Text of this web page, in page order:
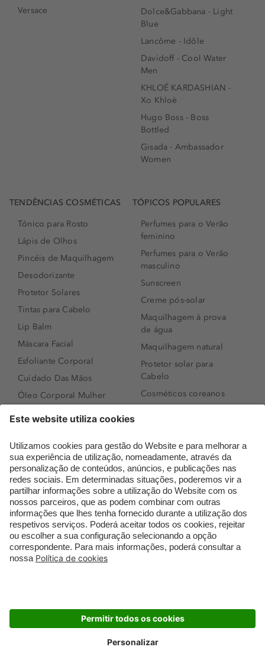
Versace
Dolce&Gabbana - Light
Blue
Lancôme - Idôle
Davidoff - Cool Water
Men
KHLOÉ KARDASHIAN -
Xo Khloè
Hugo Boss - Boss
Bottled
Gisada - Ambassador
Women
TENDÊNCIAS COSMÉTICAS
Tónico para Rosto
Lápis de Olhos
Pincéis de Maquilhagem
Desodorizante
Protetor Solares
Tintas para Cabelo
Lip Balm
Máscara Facial
Esfoliante Corporal
Cuidado Das Mãos
Óleo Corporal Mulher
Sérum de Rosto
Body mist & Spray
corporal
Produtos para Cabelo
Homem
Espuma de Limpeza
Facial
Dermocosmética
TÓPICOS POPULARES
Perfumes para o Verão
feminino
Perfumes para o Verão
masculino
Sunscreen
Creme pós-solar
Maquilhagem à prova
de água
Maquilhagem natural
Protetor solar para
Cabelo
Cosméticos coreanos
Perfumes árabes
Novidades
Melhores Perfumes
Femininos
TOP 10: Perfumes
Masculinos
Pestanas Postiças
Creme Rosto Homem
Embalagens Sustentáveis